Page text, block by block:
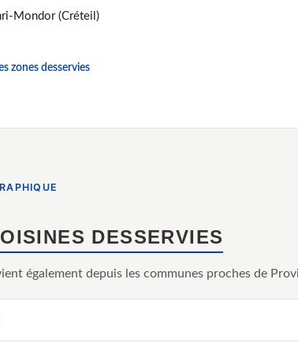
Mondor (Créteil)
zones desservies
DESSERVIES
également depuis les communes proches de